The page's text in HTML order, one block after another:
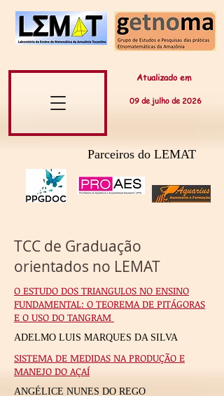
Atualizado em
09 dejulhode 2026
Parceiros do LEMAT
TCC de Graduação
orientados no LEMAT
O ESTUDO DOS TRIANGULOS NO ENSINO
FUNDAMENTAL: O TEOREMA DE PITÁGORAS
E O USO DO TANGRAM
ADELMO LUIS MARQUES DA SILVA
SISTEMA DE MEDIDAS NA PRODUÇÃO E
MANEJO DO AÇAÍ
ANGÉLICE NUNES DO REGO